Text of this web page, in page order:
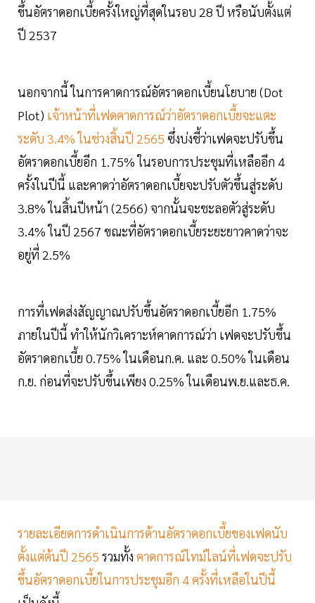
ขึ้นอัตราดอกเบี้ยครั้งใหญ่ที่สุดในรอบ 28 ปี หรือนับตั้งแต่
ปี 2537
นอกจากนี้ ในการคาดการณ์อัตราดอกเบี้ยนโยบาย (Dot
Plot) เจ้าหน้าที่เฟดคาดการณ์ว่าอัตราดอกเบี้ยจะแตะ
ระดับ 3.4% ในช่วงสิ้นปี 2565 ซึ่งบ่งชี้ว่าเฟดจะปรับขึ้น
อัตราดอกเบี้ยอีก 1.75% ในรอบการประชุมที่เหลืออีก 4
ครั้งในปีนี้ และคาดว่าอัตราดอกเบี้ยจะปรับตัวขึ้นสู่ระดับ
3.8% ในสิ้นปีหน้า (2566) จากนั้นจะชะลอตัวสู่ระดับ
3.4% ในปี 2567 ขณะที่อัตราดอกเบี้ยระยะยาวคาดว่าจะ
อยู่ที่ 2.5%
การที่เฟดส่งสัญญาณปรับขึ้นอัตราดอกเบี้ยอีก 1.75%
ภายในปีนี้ ทำให้นักวิเคราะห์คาดการณ์ว่า เฟดจะปรับขึ้น
อัตราดอกเบี้ย 0.75% ในเดือนก.ค. และ 0.50% ในเดือน
ก.ย. ก่อนที่จะปรับขึ้นเพียง 0.25% ในเดือนพ.ย.และธ.ค.
รายละเอียดการดำเนินการด้านอัตราดอกเบี้ยของเฟดนับ
ตั้งแต่ต้นปี 2565 รวมทั้ง คาดการณ์ไทม์ไลน์ที่เฟดจะปรับ
ขึ้นอัตราดอกเบี้ยในการประชุมอีก 4 ครั้งที่เหลือในปีนี้